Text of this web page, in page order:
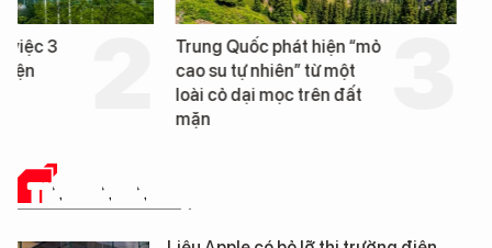
Trung Quốc phát hiện “mỏ
cao su tự nhiên” từ một
loài cỏ dại mọc trên đất
Loạt dự án bất động
Đà Nẵng sắp bị kiểm
TIN CÔNG NGHỆ